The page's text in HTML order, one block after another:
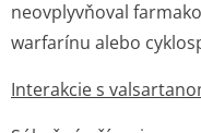
neovplyvňoval
warfarínu alebo
Interakcie s